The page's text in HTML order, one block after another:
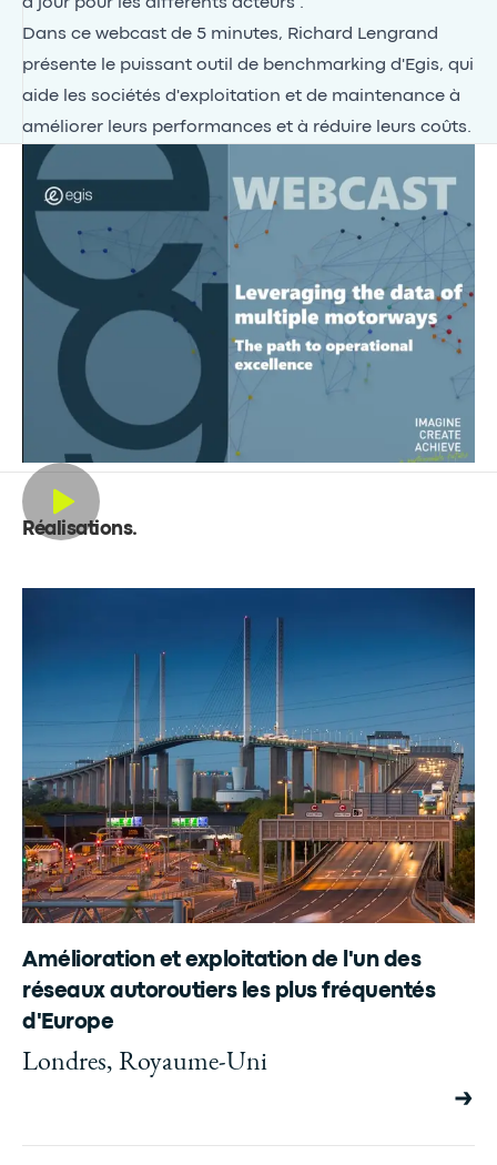
Dans ce webcast de 5 minutes, Richard Lengrand
présente le puissant outil de benchmarking d'Egis, qui
aide les sociétés d'exploitation et de maintenance à
améliorer leurs performances et à réduire leurs coûts.
Réalisations.
Amélioration et exploitation de l'un des
réseaux autoroutiers les plus fréquentés
d'Europe
Londres, Royaume-Uni